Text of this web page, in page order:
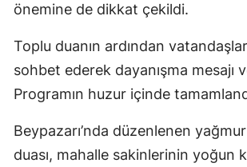
önemine de dikkat çekildi.
Toplu duanın ardından
sohbet ederek dayanışma mesajı
Programın huzur içinde
Beypazarı’nda düzenlenen
duası, mahalle sakinlerinin yoğun